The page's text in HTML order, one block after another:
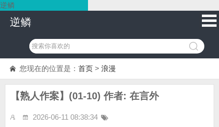
逆鳞
逆鳞
您现在的位置是： 首页 > 浪漫
【熟人作案】(01-10) 作者: 在言外
2026-06-11 08:38:34